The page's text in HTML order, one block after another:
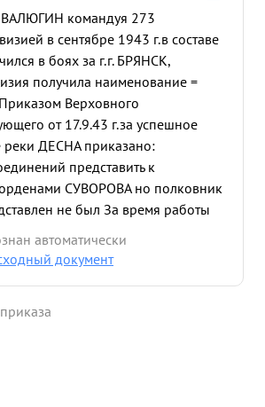
ВАЛЮГИН командуя 273
в сентябре 1943 г.в составе
в боях за г.г. БРЯНСК,
получила наименование =
Верховного
от 17.9.43 г.за успешное
ДЕСНА приказано:
представить к
СУВОРОВА но полковник
не был За время работы
курсов младших
ВАЛЮГИН провел
среди постоянного и
автоматически
документ